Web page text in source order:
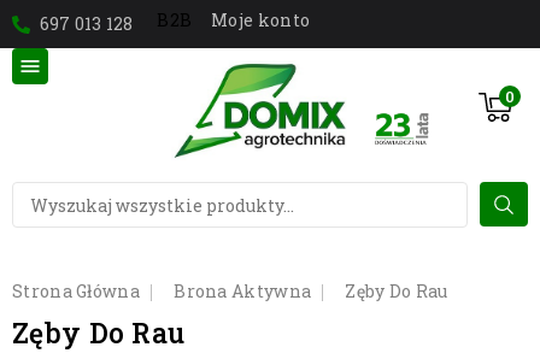
697 013 128 B2B Moje konto
0

Strona Główna Brona Aktywna Zęby Do Rau
Zęby Do Rau